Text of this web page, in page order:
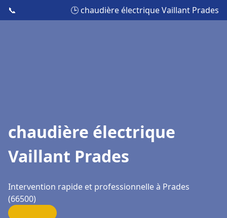
📞 🕒 chaudière électrique Vaillant Prades
chaudière électrique
Vaillant Prades
Intervention rapide et professionnelle à Prades
(66500)